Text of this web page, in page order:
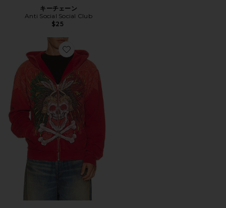
キーチェーン
Anti Social Social Club
$25
Favorite NA パーカー